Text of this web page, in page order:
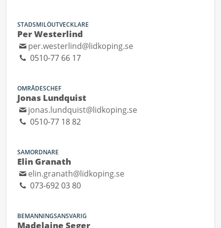
STADSMILÖUTVECKLARE
Per Westerlind
per.westerlind@lidkoping.se
0510-77 66 17
OMRÅDESCHEF
Jonas Lundquist
jonas.lundquist@lidkoping.se
0510-77 18 82
SAMORDNARE
Elin Granath
elin.granath@lidkoping.se
073-692 03 80
BEMANNINGSANSVARIG
Madelaine Seger